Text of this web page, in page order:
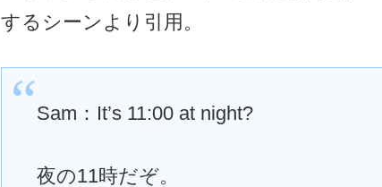
するシーンより引用。
Sam：It’s 11:00 at night?
夜の11時だぞ。